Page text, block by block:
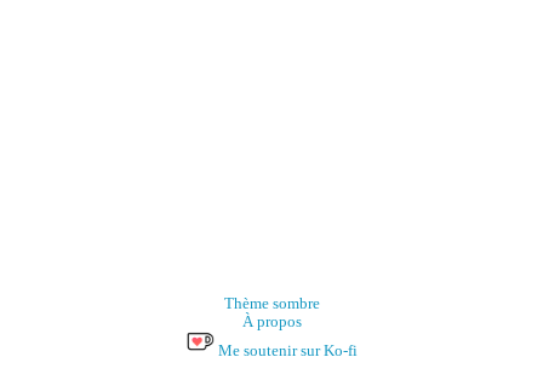
Thème sombre
À propos
Me soutenir sur Ko-fi